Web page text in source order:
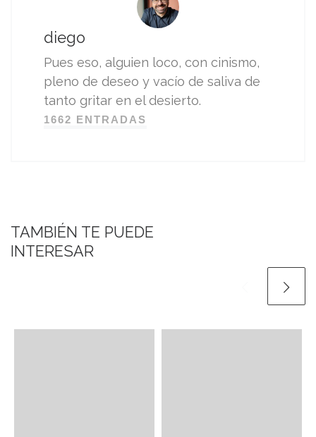
diego
Pues eso, alguien loco, con cinismo,
pleno de deseo y vacío de saliva de
tanto gritar en el desierto.
1662 ENTRADAS
TAMBIÉN TE PUEDE
INTERESAR